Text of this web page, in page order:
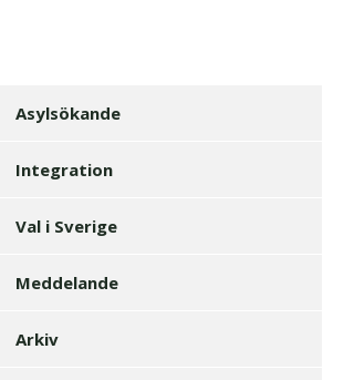
Asylsökande
Integration
Val i Sverige
Meddelande
Arkiv